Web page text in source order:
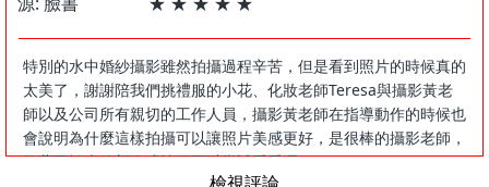
福台中寫真,全家福台中全家福攝影
特別的水中婚紗攝影雖然拍攝過程辛苦，但是看到照片的時候真的
太美了，謝謝陪我們挑禮服的小花、化妝老師Teresa與攝影黃老
師以及公司所有親切的工作人員，攝影黃老師在指導動作的時候也
會說明為什麼這樣拍攝可以讓照片美感更好，是很棒的攝影老師，
推薦不怕水的新人或情侶可以嘗試看看喔～
檢視評論